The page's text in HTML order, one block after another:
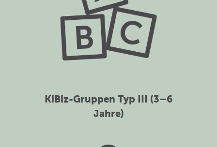
KiBiz-Gruppen Typ III (3–6
Jahre)